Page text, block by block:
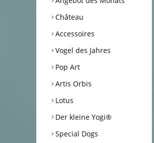
Château
Accessoires
Vogel des Jahres
Pop Art
Artis Orbis
Lotus
Der kleine Yogi®
Special Dogs